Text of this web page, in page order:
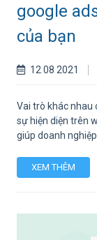
google
của bạn
12 08 2021
Vai trò khác nhau
sự hiện diện trên
giúp doanh
XEM THÊM